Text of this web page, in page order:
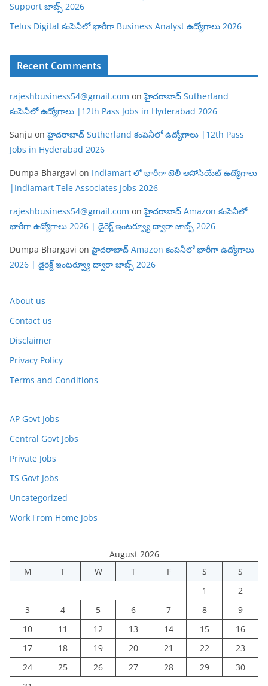
Support జాబ్స్ 2026
Telus Digital కంపెనీలో భారీగా Business Analyst ఉద్యోగాలు 2026
Recent Comments
rajeshbusiness54@gmail.com onహైదరాబాద్ Sutherland
కంపెనీలో ఉద్యోగాలు |12th Pass Jobs in Hyderabad 2026
Sanju onహైదరాబాద్ Sutherland కంపెనీలో ఉద్యోగాలు |12th Pass
Jobs in Hyderabad 2026
Dumpa Bhargavi on Indiamart లో భారీగా టెలీ అసోసియేట్ ఉద్యోగాలు
|Indiamart Tele Associates Jobs 2026
rajeshbusiness54@gmail.com onహైదరాబాద్ Amazon కంపెనీలో
భారీగా ఉద్యోగాలు 2026 | డైరెక్ట్ ఇంటర్వ్యూ ద్వారా జాబ్స్ 2026
Dumpa Bhargavi onహైదరాబాద్ Amazon కంపెనీలో భారీగా ఉద్యోగాలు
2026 | డైరెక్ట్ ఇంటర్వ్యూ ద్వారా జాబ్స్ 2026
About us
Contact us
Disclaimer
Privacy Policy
Terms and Conditions
AP Govt Jobs
Central Govt Jobs
Private Jobs
TS Govt Jobs
Uncategorized
Work From Home Jobs
August 2026
M
T W T F S
S
1
2
3
4 5 6 7 8
9
10
11 12 13 14 15
16
17
18 19 20 21 22
23
24
25 26 27 28 29
30